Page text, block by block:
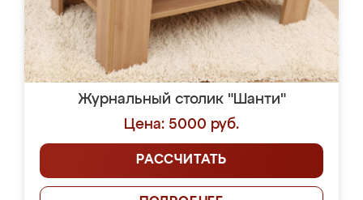
Журнальный столик "Шанти"
Цена: 5000 руб.
РАССЧИТАТЬ